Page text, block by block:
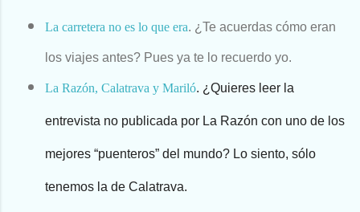
La carretera no es lo que era. ¿Te acuerdas cómo eran
los viajes antes? Pues ya te lo recuerdo yo.
La Razón, Calatrava y Mariló. ¿Quieres leer la
entrevista no publicada por La Razón con uno de los
mejores “puenteros” del mundo? Lo siento, sólo
tenemos la de Calatrava.